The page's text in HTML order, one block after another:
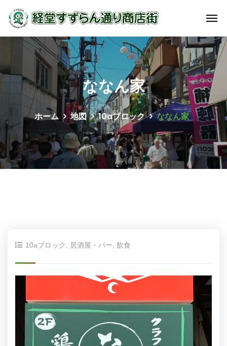
ななん家
ホーム 地図 10aブロック ななん家
10aブロック 居酒屋・バー 飲食